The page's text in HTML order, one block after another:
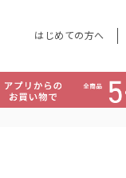
はじめての方へ